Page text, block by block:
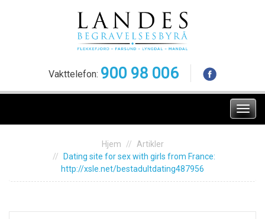
Vakttelefon: 900 98 006
Meny
Hjem
Artikler
Dаting sitе fоr sex with girls frоm Franсe:
http://xsle.net/bestadultdating487956